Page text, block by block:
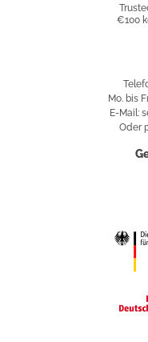
€100
Mo. bis
E-Mail:
Oder